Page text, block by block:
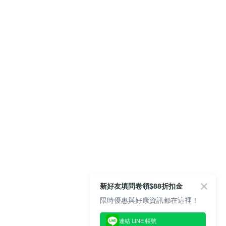
新好友填問卷領$88折扣金
限時優惠與好康資訊都在這裡！
連結 LINE 帳號